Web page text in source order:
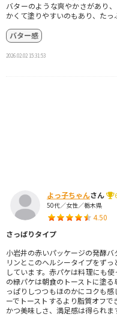
バターのような爽やかさがあり
かくて塗りやすいのもあり、たっ
バター感
2026.02.02 15:31:53
よっ子ちゃんさん
50代／女性／栃木県
4.50
さっぱりタイプ
小岩井の赤いパッケージの発酵バ
リンとこのヘルシータイプをずっ
しています。赤パケは料理にも使
の緑パケは朝食のトーストに塗る
っぱりしつつもほのかにコクも感
ーでトーストするより脂質オフで
かつ美味しさ、満足感は得られま